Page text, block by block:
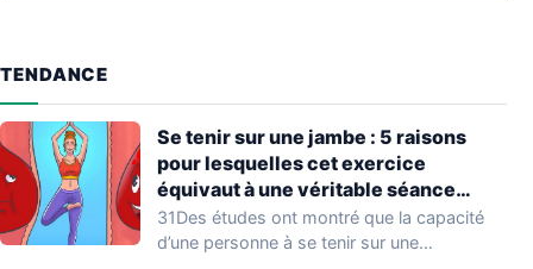
TENDANCE
Se tenir sur une jambe : 5 raisons
pour lesquelles cet exercice
équivaut à une véritable séance
d’entraînement
31Des études ont montré que la capacité
d’une personne à se tenir sur une…